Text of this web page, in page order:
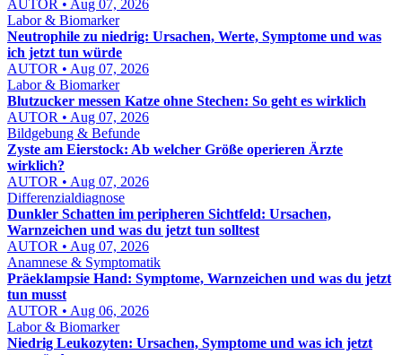
AUTOR • Aug 07, 2026
Labor & Biomarker
Neutrophile zu niedrig: Ursachen, Werte, Symptome und was
ich jetzt tun würde
AUTOR • Aug 07, 2026
Labor & Biomarker
Blutzucker messen Katze ohne Stechen: So geht es wirklich
AUTOR • Aug 07, 2026
Bildgebung & Befunde
Zyste am Eierstock: Ab welcher Größe operieren Ärzte
wirklich?
AUTOR • Aug 07, 2026
Differenzialdiagnose
Dunkler Schatten im peripheren Sichtfeld: Ursachen,
Warnzeichen und was du jetzt tun solltest
AUTOR • Aug 07, 2026
Anamnese & Symptomatik
Präeklampsie Hand: Symptome, Warnzeichen und was du jetzt
tun musst
AUTOR • Aug 06, 2026
Labor & Biomarker
Niedrig Leukozyten: Ursachen, Symptome und was ich jetzt